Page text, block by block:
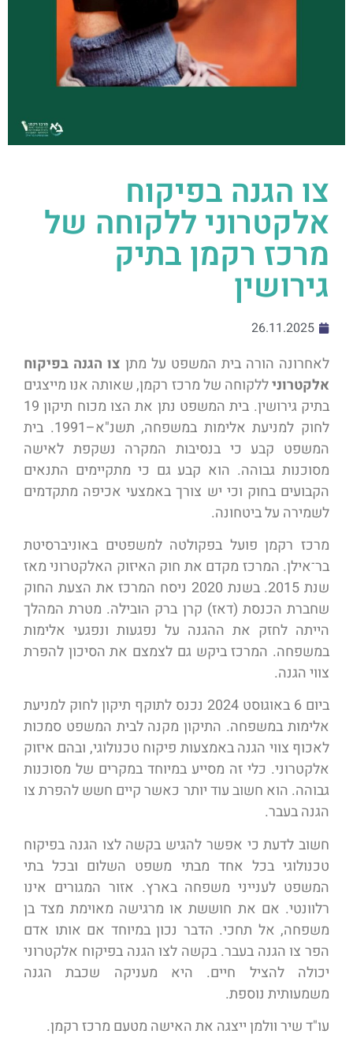
צו הגנה בפיקוח
אלקטרוני ללקוחה של
מרכז רקמן בתיק
גירושין
26.11.2025
לאחרונה הורה בית המשפט על מתן צו הגנה בפיקוח
אלקטרוניללקוחה של מרכז רקמן, שאותה אנו מייצגים
בתיק גירושין. בית המשפט נתן את הצו מכוח תיקון 19
לחוק למניעת אלימות במשפחה, תשנ"א–1991. בית
המשפט קבע כי בנסיבות המקרה נשקפת לאישה
מסוכנות גבוהה. הוא קבע גם כי מתקיימים התנאים
הקבועים בחוק וכי יש צורך באמצעי אכיפה מתקדמים
לשמירה על ביטחונה.
מרכז רקמן פועל בפקולטה למשפטים באוניברסיטת
בר־אילן. המרכז מקדם את חוק האיזוק האלקטרוני מאז
שנת 2015. בשנת 2020 ניסח המרכז את הצעת החוק
שחברת הכנסת (דאז) קרן ברק הובילה. מטרת המהלך
הייתה לחזק את ההגנה על נפגעות ונפגעי אלימות
במשפחה. המרכז ביקש גם לצמצם את הסיכון להפרת
צווי הגנה.
ביום 6 באוגוסט 2024 נכנס לתוקף תיקון לחוק למניעת
אלימות במשפחה. התיקון מקנה לבית המשפט סמכות
לאכוף צווי הגנה באמצעות פיקוח טכנולוגי, ובהם איזוק
אלקטרוני. כלי זה מסייע במיוחד במקרים של מסוכנות
גבוהה. הוא חשוב עוד יותר כאשר קיים חשש להפרת צו
הגנה בעבר.
חשוב לדעת כי אפשר להגיש בקשה לצו הגנה בפיקוח
טכנולוגי בכל אחד מבתי משפט השלום ובכל בתי
המשפט לענייני משפחה בארץ. אזור המגורים אינו
רלוונטי. אם את חוששת או מרגישה מאוימת מצד בן
משפחה, אל תחכי. הדבר נכון במיוחד אם אותו אדם
הפר צו הגנה בעבר. בקשה לצו הגנה בפיקוח אלקטרוני
יכולה להציל חיים. היא מעניקה שכבת הגנה
משמעותית נוספת.
עו"ד שיר וולמן ייצגה את האישה מטעם מרכז רקמן.